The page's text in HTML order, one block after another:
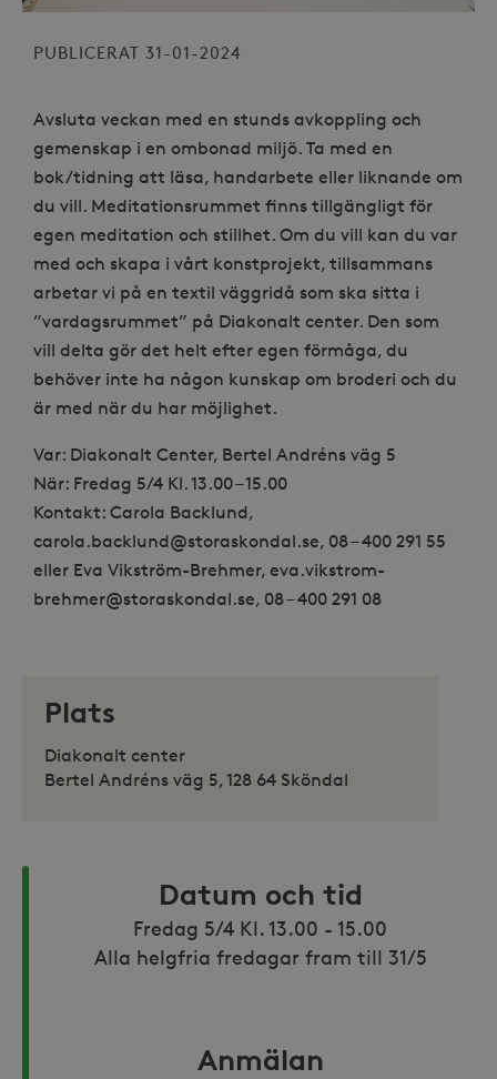
PUBLICERAT 31-01-2024
Avsluta veckan med en stunds avkoppling och
gemenskap i en ombonad miljö. Ta med en
bok/tidning att läsa, handarbete eller liknande om
du vill. Meditationsrummet finns tillgängligt för
egen meditation och stillhet. Om du vill kan du var
med och skapa i vårt konstprojekt, tillsammans
arbetar vi på en textil väggridå som ska sitta i
”vardagsrummet” på Diakonalt center. Den som
vill delta gör det helt efter egen förmåga, du
behöver inte ha någon kunskap om broderi och du
är med när du har möjlighet.
Var: Diakonalt Center, Bertel Andréns väg 5
När: Fredag 5/4 Kl. 13.00 – 15.00
Kontakt: Carola Backlund,
carola.backlund@storaskondal.se, 08 – 400 291 55
eller Eva Vikström-Brehmer, eva.vikstrom-
brehmer@storaskondal.se, 08 – 400 291 08
Plats
Diakonalt center
Bertel Andréns väg 5, 128 64 Sköndal
Datum och tid
Fredag 5/4 Kl. 13.00 - 15.00
Alla helgfria fredagar fram till 31/5
Anmälan